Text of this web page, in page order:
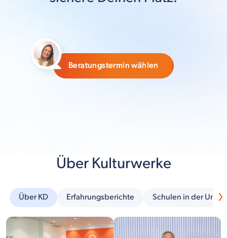
Beratungstermin wählen
Über Kulturwerke
Über KD Erfahrungsberichte Schulen in der